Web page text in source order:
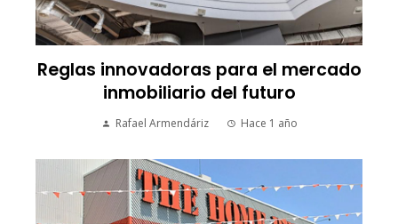
Reglas innovadoras para el mercado
inmobiliario del futuro
Rafael Armendáriz Hace 1 año